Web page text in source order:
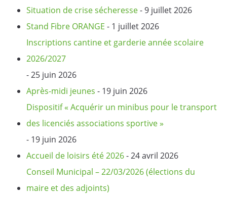
Situation de crise sécheresse- 9 juillet 2026
Stand Fibre ORANGE - 1 juillet 2026
Inscriptions cantine et garderie année scolaire
2026/2027
- 25 juin 2026
Après-midi jeunes - 19 juin 2026
Dispositif « Acquérir un minibus pour le transport
des licenciés associations sportive »
- 19 juin 2026
Accueil de loisirs été 2026- 24 avril 2026
Conseil Municipal – 22/03/2026 (élections du
maire et des adjoints)